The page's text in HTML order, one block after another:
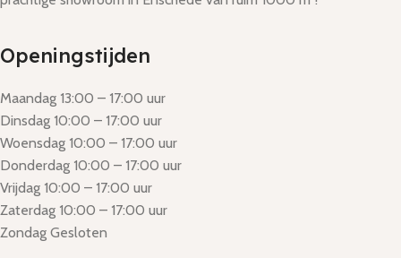
Openingstijden
Maandag 13:00 – 17:00 uur
Dinsdag 10:00 – 17:00 uur
Woensdag 10:00 – 17:00 uur
Donderdag 10:00 – 17:00 uur
Vrijdag 10:00 – 17:00 uur
Zaterdag 10:00 – 17:00 uur
Zondag Gesloten